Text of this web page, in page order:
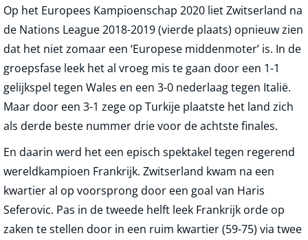
Op het Europees Kampioenschap 2020 liet Zwitserland na
de Nations League 2018-2019 (vierde plaats) opnieuw zien
dat het niet zomaar een ‘Europese middenmoter’ is. In de
groepsfase leek het al vroeg mis te gaan door een 1-1
gelijkspel tegen Wales en een 3-0 nederlaag tegen Italië.
Maar door een 3-1 zege op Turkije plaatste het land zich
als derde beste nummer drie voor de achtste finales.
En daarin werd het een episch spektakel tegen regerend
wereldkampioen Frankrijk. Zwitserland kwam na een
kwartier al op voorsprong door een goal van Haris
Seferovic. Pas in de tweede helft leek Frankrijk orde op
zaken te stellen door in een ruim kwartier (59-75) via twee